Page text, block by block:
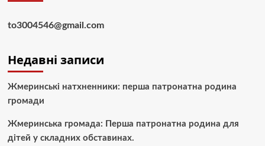
to3004546@gmail.com
Недавні записи
Жмеринські натхненники: перша патронатна родина
громади
Жмеринська громада: Перша патронатна родина для
дітей у складних обставинах.